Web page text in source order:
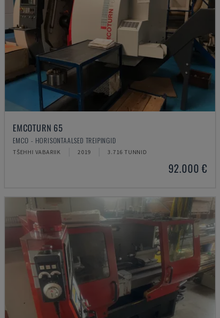
EMCOTURN 65
EMCO - HORISONTAALSED TREIPINGID
TŠEHHI VABARIIK 2019 3.716 TUNNID
92.000 €